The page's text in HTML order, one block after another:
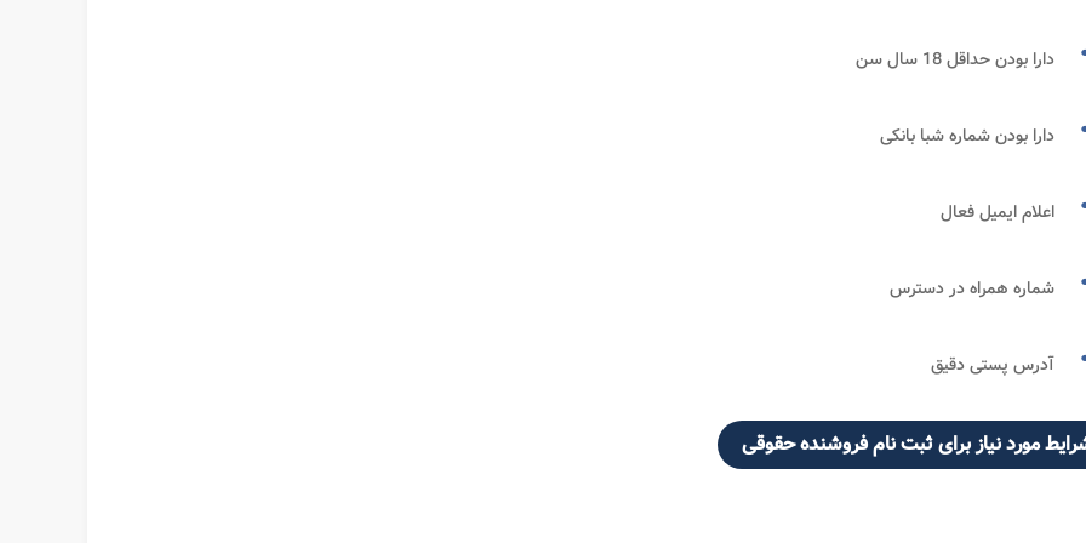
دارا بودن حداقل 18 سال سن
دارا بودن شماره شبا بانکی
اعلام ایمیل فعال
شماره همراه در دسترس
آدرس پستی دقیق
مورد نیاز برای ثبت نام فروشنده حقوقی